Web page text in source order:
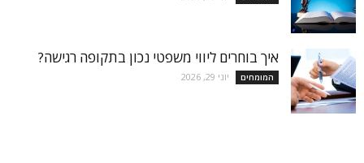
איך בוחרים ליווי משפטי נכון בתקופה רגישה?
המומחים יוני 29, 2026